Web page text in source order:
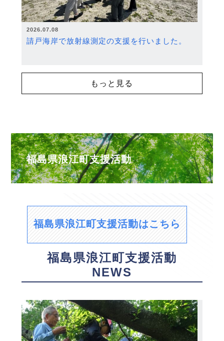
2026.07.08
請戸海岸で放射線測定の支援を行いました。
もっと見る
福島県浪江町支援活動
福島県浪江町支援活動はこちら
福島県浪江町支援活動
NEWS